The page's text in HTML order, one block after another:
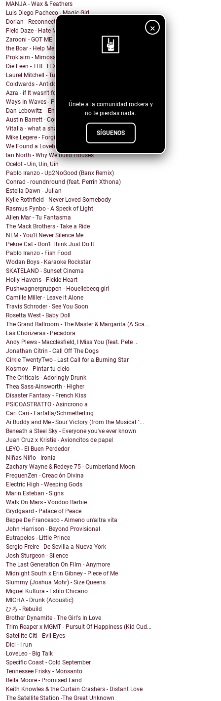
×
Únete a la comunidad rockera y
no te pierdas nada.
SÍGUENOS
MANJA - Wax & Feathers
Luis Diego Pacheco - Magic Girl
Dorian - Reconnected
Field Daze - Hate Me
Zarooni - GOT ME
the Boar - Help Me
Proklaim - Mimosa
Die Feen - THE TEXAN
Laurel Mitchell - Tuesday, Parkway
Coldwards - Antidote
Azra - if It wasn't for you
Ways In Waves - Pulled to the Sky
Dan Lebowitz -- Enemies
Austin Barrett - Country Enuf
Vitalia - what a shame
Mike Legere - Forgiveness
We Found a Lovebird - 100%
Ian North - Why We Build Houses
Ocelot - Uin, Uin, Uin
Pablo Iranzo - Up2NoGood (Banx Remix)
Conrad - roundnround (feat. Perrin Xthona)
Estella Dawn - Julian
Kylie Rothfield - Never Loved Somebody
Rasmus Fynbo - A Speck of Light
Allen Mar - Tu Fantasma
The Mack Brothers - Take a Ride
NLM - You'll Never Silence Me
Pekoe Cat - Don't Think Just Do It
Pablo Iranzo - Fish Food
Wodan Boys - Karaoke Rockstar
SKATELAND - Sunset Cinema
Holly Havens - Fickle Heart
Pushwagnergruppen - Houellebecq girl
Camille Miller - Leave it Alone
Travis Schroder - See You Soon
Rosetta West - Baby Doll
The Grand Ballroom - The Master & Margarita (A Sca...
Las Chorizeras - Pecadora
Andy Plews - Macclesfield, I Miss You (feat. Pete ...
Jonathan Citrin - Call Off The Dogs
Cirkle TwentyTwo - Last Call for a Burning Star
Kosmov - Pintar tu cielo
The Criticals - Adoringly Drunk
Thea Sass-Ainsworth - Higher
Disaster Fantasy - French Kiss
PSICOASTRATTO - Asincrono a
Cari Cari - Farfalla/Schmetterling
Ai Buddy and Me - Sour Victory (from the Musical "...
Beneath a Steel Sky - Everyone you've ever known
Juan Cruz x Kristie - Avioncitos de papel
LEYO - El Buen Perdedor
Niñas Niño - Ironía
Zachary Wayne & Redeye 75 - Cumberland Moon
FrequenZen - Creación Divina
Electric High - Weeping Gods
Marin Esteban - Signs
Walk On Mars - Voodoo Barbie
Grydgaard - Palace of Peace
Beppe De Francesco - Almeno un'altra vita
John Harrison - Beyond Provisional
Eutrapelos - Little Prince
Sergio Freire - De Sevilla a Nueva York
Josh Sturgeon - Silence
The Last Generation On Film - Anymore
Midnight South x Erin Gibney - Piece of Me
Slummy (Joshua Mohr) - Size Queens
Miguel Kultura - Estilo Chicano
MICHA - Drunk (Acoustic)
ひろ - Rebuild
Brother Dynamite - The Girl's In Love
Trim Reaper x MGMT - Pursuit Of Happiness (Kid Cud...
Satellite Citi - Evil Eyes
Dici - I run
LoveLeo - Big Talk
Specific Coast - Cold September
Tennessee Frisky - Monsanto
Bella Moore - Promised Land
Keith Knowles & the Curtain Crashers - Distant Love
The Satellite Station -The Great Unknown